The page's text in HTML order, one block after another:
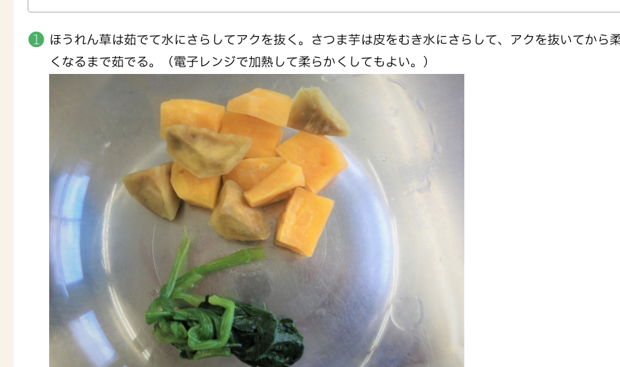
ほうれん草は茹でて水にさらしてアクを抜く。さつま芋は皮をむき水にさらして、アクを抜いてから
くなるまで茹でる。（電子レンジで加熱して柔らかくしてもよい。）